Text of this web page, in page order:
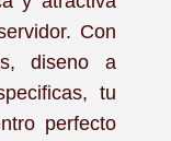
Con
diseno a
tu
perfecto